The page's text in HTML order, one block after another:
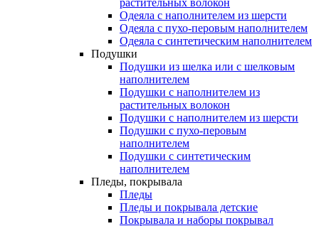
растительных волокон
Одеяла с наполнителем из шерсти
Одеяла с пухо-перовым наполнителем
Одеяла с синтетическим наполнителем
Подушки
Подушки из шелка или с шелковым
наполнителем
Подушки с наполнителем из
растительных волокон
Подушки с наполнителем из шерсти
Подушки с пухо-перовым
наполнителем
Подушки с синтетическим
наполнителем
Пледы, покрывала
Пледы
Пледы и покрывала детские
Покрывала и наборы покрывал